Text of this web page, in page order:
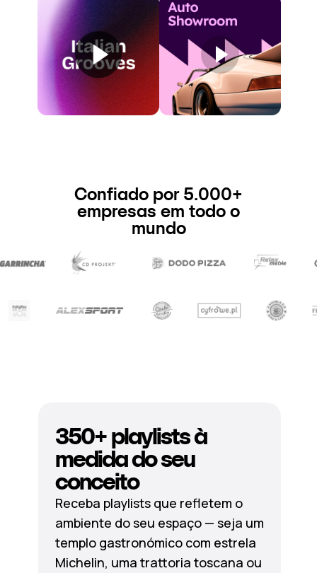
Confiado por 5.000+
empresas em todo o
mundo
350+ playlists à
medida do seu
conceito
Receba playlists que refletem o
ambiente do seu espaço — seja um
templo gastronómico com estrela
Michelin, uma trattoria toscana ou